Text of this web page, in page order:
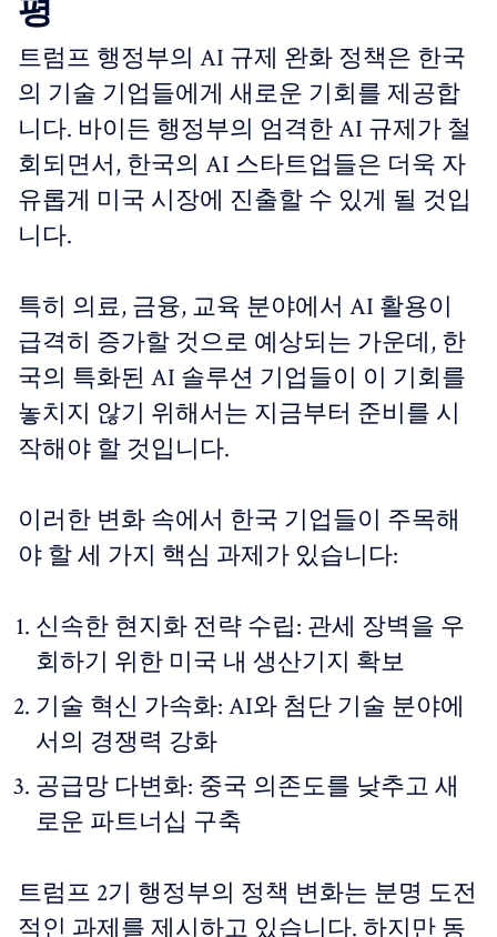
평
트럼프 행정부의 AI 규제 완화 정책은 한국
의 기술 기업들에게 새로운 기회를 제공합
니다. 바이든 행정부의 엄격한 AI 규제가 철
회되면서, 한국의 AI 스타트업들은 더욱 자
유롭게 미국 시장에 진출할 수 있게 될 것입
니다.
특히 의료, 금융, 교육 분야에서 AI 활용이
급격히 증가할 것으로 예상되는 가운데, 한
국의 특화된 AI 솔루션 기업들이 이 기회를
놓치지 않기 위해서는 지금부터 준비를 시
작해야 할 것입니다.
이러한 변화 속에서 한국 기업들이 주목해
야 할 세 가지 핵심 과제가 있습니다:
신속한 현지화 전략 수립: 관세 장벽을 우
회하기 위한 미국 내 생산기지 확보
기술 혁신 가속화: AI와 첨단 기술 분야에
서의 경쟁력 강화
공급망 다변화: 중국 의존도를 낮추고 새
로운 파트너십 구축
트럼프 2기 행정부의 정책 변화는 분명 도전
적인 과제를 제시하고 있습니다. 하지만 동